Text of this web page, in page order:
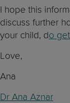
I hope this
discuss further
your child, do
Love,
Ana
Dr Ana Aznar